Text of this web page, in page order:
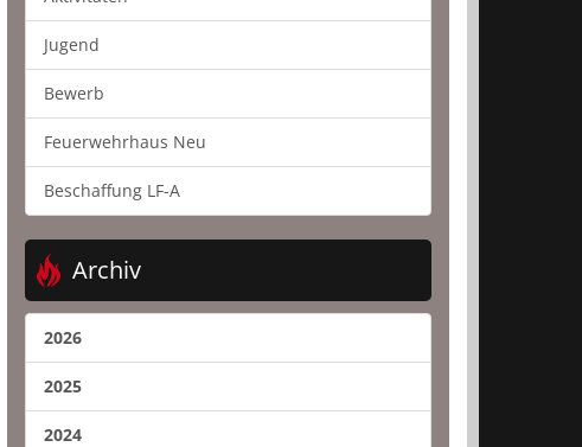
Jugend
Bewerb
Feuerwehrhaus Neu
Beschaffung LF-A
Archiv
2026
2025
2024